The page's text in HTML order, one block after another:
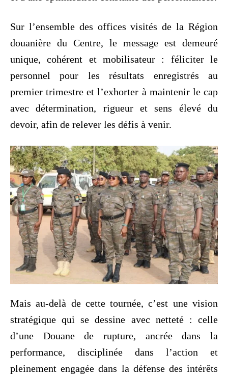
Sur l’ensemble des offices visités de la Région
douanière du Centre, le message est demeuré
unique, cohérent et mobilisateur : féliciter le
personnel pour les résultats enregistrés au
premier trimestre et l’exhorter à maintenir le cap
avec détermination, rigueur et sens élevé du
devoir, afin de relever les défis à venir.
Mais au-delà de cette tournée, c’est une vision
stratégique qui se dessine avec netteté : celle
d’une Douane de rupture, ancrée dans la
performance, disciplinée dans l’action et
pleinement engagée dans la défense des intérêts